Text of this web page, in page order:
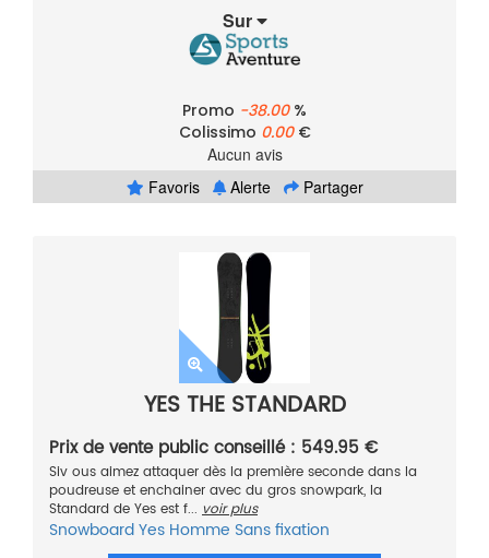
Sur
Promo -38.00%
Colissimo 0.00€
Aucun avis
Favoris
Alerte Partager
YES THE STANDARD
Prix de vente public conseillé : 549.95 €
Siv ous aimez attaquer dès la première seconde dans la
poudreuse et enchainer avec du gros snowpark, la
Standard de Yes est f... voir plus
SnowboardYes Homme Sans fixation